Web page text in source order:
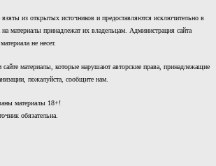
из открытых источников и предоставляются исключительно в
материалы принадлежат их владельцам. Администрация сайта
не несет.
материалы, которые нарушают авторские права, принадлежащие
пожалуйста, сообщите нам.
материалы 18+!
обязательна.